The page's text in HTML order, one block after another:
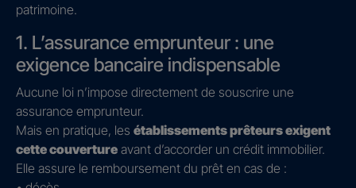
patrimoine.
1. L’assurance emprunteur : une
exigence bancaire indispensable
Aucune loi n’impose directement de souscrire une
assurance emprunteur.
Mais en pratique, les établissements prêteurs exigent
cette couverture avant d’accorder un crédit immobilier.
Elle assure le remboursement du prêt en cas de :